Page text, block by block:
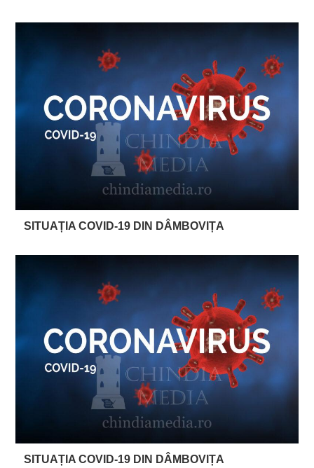
SITUAȚIA COVID-19 DIN DÂMBOVIȚA
SITUAȚIA COVID-19 DIN DÂMBOVIȚA